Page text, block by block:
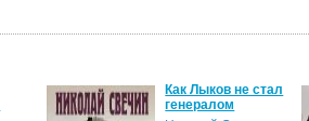
Как Лыков не стал
генералом